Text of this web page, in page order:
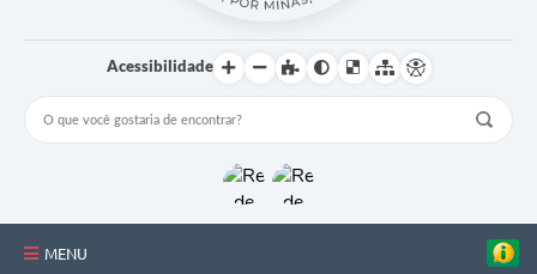
Acessibilidade
MENU